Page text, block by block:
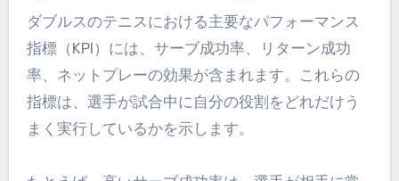
ダブルスのテニスにおける主要なパフォーマンス
指標（KPI）には、サーブ成功率、リターン成功
率、ネットプレーの効果が含まれます。これらの
指標は、選手が試合中に自分の役割をどれだけう
まく実行しているかを示します。